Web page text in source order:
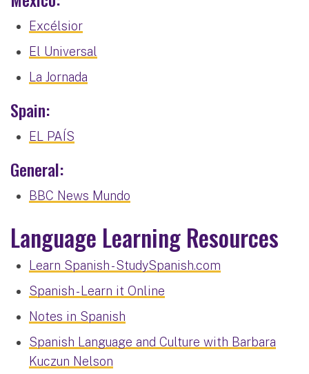
Excélsior
El Universal
La Jornada
Spain:
EL PAÍS
General:
BBC News Mundo
Language Learning Resources
Learn Spanish - StudySpanish.com
Spanish - Learn it Online
Notes in Spanish
Spanish Language and Culture with Barbara
Kuczun Nelson